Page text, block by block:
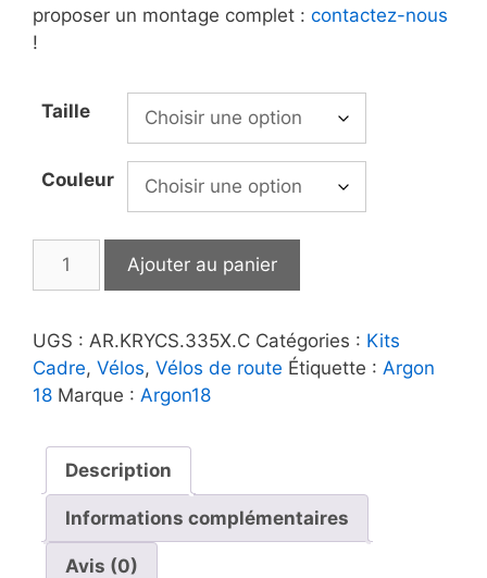
proposer un montage complet : contactez-nous
!
Taille
Couleur
quantité
18
|
Kit
Krypton
Disc
Ajouter au panier
UGS : AR.KRYCS.335X.C Catégories : Kits
Cadre, Vélos, Vélos de route Étiquette : Argon
18 Marque : Argon18
Description
Informations complémentaires
Avis (0)